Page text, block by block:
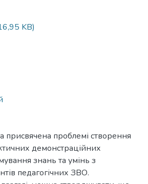
KB)
присвячена проблемі створення
демонстраційних
знань та умінь з
педагогічних ЗВО.